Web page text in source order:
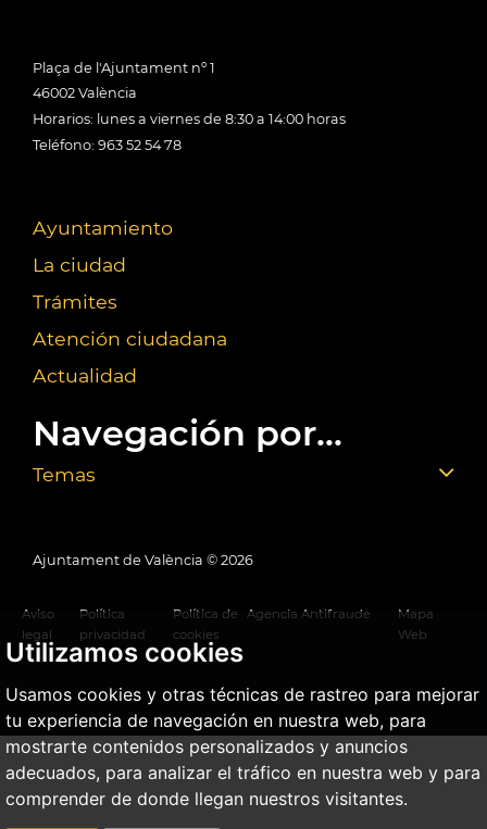
Utilizamos cookies
Usamos cookies y otras técnicas de rastreo para mejorar
tu experiencia de navegación en nuestra web, para
mostrarte contenidos personalizados y anuncios
adecuados, para analizar el tráfico en nuestra web y para
comprender de donde llegan nuestros visitantes.
Plaça de l'Ajuntament nº 1
46002 València
Horarios: lunes a viernes de 8:30 a 14:00 horas
Teléfono: 963 52 54 78
Ayuntamiento
La ciudad
Trámites
Atención ciudadana
Actualidad
Navegación por...
Temas
Ajuntament de València © 2026
Aviso
legal
Política
privacidad
Política de
cookies
Agencia Antifraude
Mapa
Web